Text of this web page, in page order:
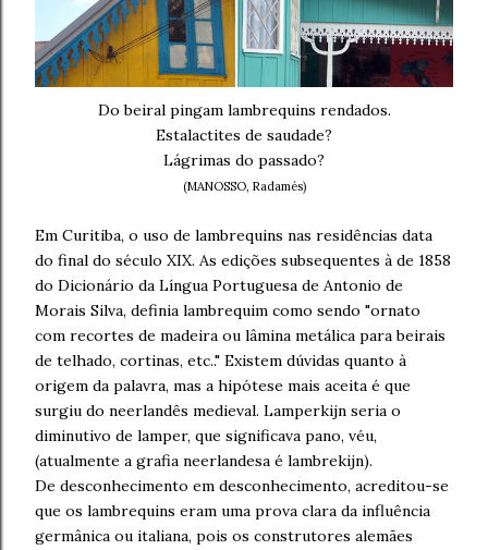
Do beiral pingam lambrequins rendados.
Estalactites de saudade?
Lágrimas do passado?
(MANOSSO, Radamés)
Em Curitiba, o uso de lambrequins nas residências data
do final do século XIX. As edições subsequentes à de 1858
do Dicionário da Língua Portuguesa de Antonio de
Morais Silva, definia lambrequim como sendo "ornato
com recortes de madeira ou lâmina metálica para beirais
de telhado, cortinas, etc.." Existem dúvidas quanto à
origem da palavra, mas a hipótese mais aceita é que
surgiu do neerlandês medieval. Lamperkijn seria o
diminutivo de lamper, que significava pano, véu,
(atualmente a grafia neerlandesa é lambrekijn).
De desconhecimento em desconhecimento, acreditou-se
que os lambrequins eram uma prova clara da influência
germânica ou italiana, pois os construtores alemães